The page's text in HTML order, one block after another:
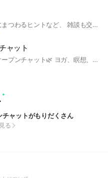
ビジネス、仕事、働き方にまつわるヒントなど、 雑談も交えて一日のスタートを癒しの声でお届けします♨️ ぜひラジオ感覚の『ながら聞き』をお楽しみください😊
ャット
整える時間を大切にするオープンチャット🌿 ヨガ、瞑想、キャンドルを通して、心と身体、自分自身に戻る時間をお届けしています。 7月は毎日「朝5分瞑想」を開催中。 これから気分や季節に合わせて、呼吸・瞑想・小さな実践も開いていく予定です。
ャットがもりだくさん
る